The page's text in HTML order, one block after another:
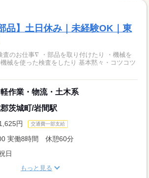
品】土日休み｜未経験OK｜東
取り付けたり ・機械を
た検査をしたり 基本黙々・コツコツ
作業・物流・土木系
茨城町/岩間駅
円 交通費一部支給
実働8時間 休憩60分
日
もっと見る